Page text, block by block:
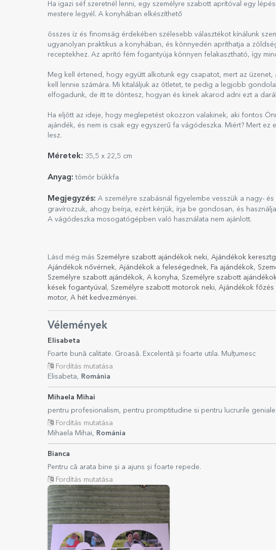
Ha igazi séf szeretnél lenni, egy személyre szabott aprítóval egy
mestere legyél. A konyhában elkészíthető
összes íz és finomság érdekében szélesebb választékot kínálunk
ugyanolyan praktikus a konyhában, és könnyedén apríthatja a
receptekhez. Az aprító fém fogantyúja könnyen felakasztható, így
Meg kell értened, hogy együtt alkotunk egy csapatot, mert az
kell lennie számára. Mi kitaláljuk az ötletet, te pedig a legjobb
elfogadunk, de itt te döntesz, hogyan és kinek akarod adni ezt a
Ha eljött az ideje, hogy meglepetést okozzon valakinek, aki fontos
ajándék, és nem is csak egy egyszerű fa vágódeszka. Miért? Mert ez
lesz.
Méretek: 35,5 x 22,5 cm
Anyag: tömör bükkfa
Megjegyzés: A személyre szabásnál figyelembe vesszük a nagy-
gravírozzuk, ahogy beírja, ezért kérjük, írja be gondosan, és
A vágódeszka mosogatógépben való használata nem ajánlott.
Lásd még más Személyre szabott ajándékok neki, Ajándékok
Ajándékok nővérnek, Ajándékok a feleségednek, Fa ajándékok,
Személyre szabott ajándékok, A konyha, Személyre szabott
kések fogantyúval , Személyre szabott motorok neki, Ajándékok főzés
motor, A hét kedvezményei.
Vélemények
Elisabeta
Foarte bună calitate. Groasă. Excelentă și foarte utila. Mulțumesc
Fordítás mutatása
Elisabeta, Románia
Mihaela Mihai
pentru profesionalism, pentru promptitudine si pentru lucrurile
Fordítás mutatása
Mihaela Mihai, Románia
Bianca
Pentru că arata bine și a ajuns și foarte repede.
Fordítás mutatása